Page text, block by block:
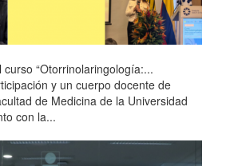
curso “Otorrinolaringología:...
y un cuerpo docente de
de Medicina de la Universidad
con la...